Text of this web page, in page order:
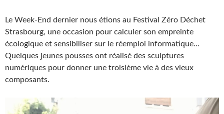
Le Week-End dernier nous étions au Festival Zéro Déchet
Strasbourg, une occasion pour calculer son empreinte
écologique et sensibiliser sur le réemploi informatique…
Quelques jeunes pousses ont réalisé des sculptures
numériques pour donner une troisième vie à des vieux
composants.